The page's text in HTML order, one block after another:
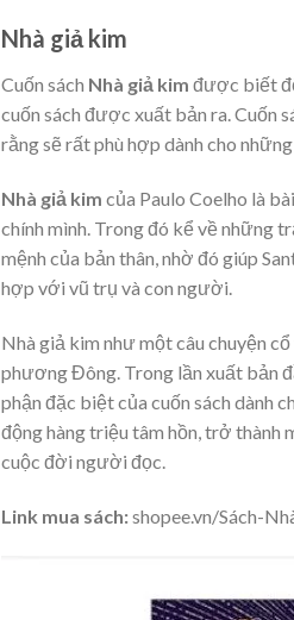
Nhà giả kim
Cuốn sách Nhà giả kim được biết
cuốn sách được xuất bản ra. Cuốn
rằng sẽ rất phù hợp dành cho
Nhà giả kim của Paulo Coelho là
chính mình. Trong đó kể về những
mệnh của bản thân, nhờ đó giúp
hợp với vũ trụ và con người.
Nhà giả kim như một câu chuyện
phương Đông. Trong lần xuất bản
phận đặc biệt của cuốn sách dành
động hàng triệu tâm hồn, trở thành
cuộc đời người đọc.
Link mua sách:shopee.vn/Sách-